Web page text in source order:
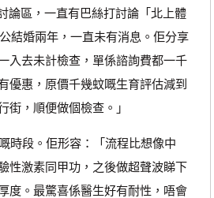
區，一直有巴絲打討論「北上體
結婚兩年，一直未有消息。佢分享
入去未計檢查，單係諮詢費都一千
優惠，原價千幾蚊嘅生育評估減到
街，順便做個檢查。」
段。佢形容：「流程比想像中
性激素同甲功，之後做超聲波睇下
度。最驚喜係醫生好有耐性，唔會